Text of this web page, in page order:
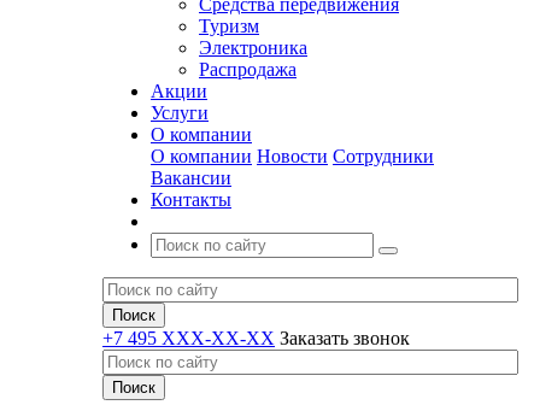
Средства передвижения
Туризм
Электроника
Распродажа
Акции
Услуги
О компании
О компании Новости Сотрудники
Вакансии
Контакты
+7 495 XXX-XX-XX Заказать звонок